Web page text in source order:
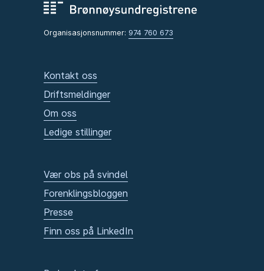
Organisasjonsnummer: 974 760 673
Kontakt oss
Driftsmeldinger
Om oss
Ledige stillinger
Vær obs på svindel
Forenklingsbloggen
Presse
Finn oss på LinkedIn